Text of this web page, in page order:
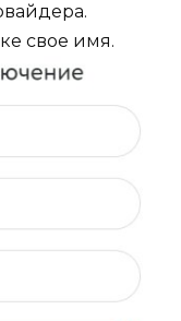
свое имя.